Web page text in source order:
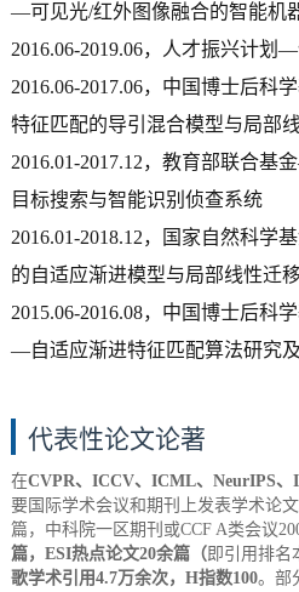
—可见光/红外图像融合的智能机
2016.06-2019.06，人才振兴计划
2016.06-2017.06，中国博士后科
特征匹配的导引混合模型与局部
2016.01-2017.12，教育部联合基
目标搜索与智能识别侦查系统
2016.01-2018.12，国家自然科
的自适应渐进模型与局部线性迁
2015.06-2016.08，中国博士后科
—自适应渐进特征匹配算法研究
代表性论文论著
在CVPR、ICCV、ICML、NeurIPS
要国际学术会议和期刊上发表学术论
篇，中科院一区期刊或CCF A类会议
篇，ESI热点论文20余篇（ 即引用排名
歌学术引用4.7万余次，H指数100。部